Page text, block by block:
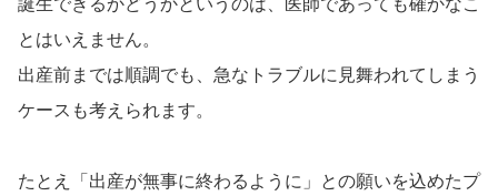
とはいえません。
出産前までは順調でも、急なトラブルに見舞われてしまう
ケースも考えられます。
たとえ「出産が無事に終わるように」との願いを込めたプ